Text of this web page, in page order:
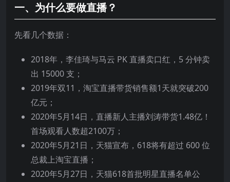
一、为什么要做直播？
先看几个数据：
2018年，李佳琦与马云 PK 直播卖口红，5 分钟卖
出 15000 支；
2019年双11，淘宝直播带货销售额1天就突破200
亿元；
2020年5月14日，直播新人主播刘涛带货1.48亿！
首场观看人数超2100万；
2020年5月21日，天猫宣布，618将有超过 600 位
总裁上淘宝直播；
2020年5月27日，天猫618首批明星直播名单公